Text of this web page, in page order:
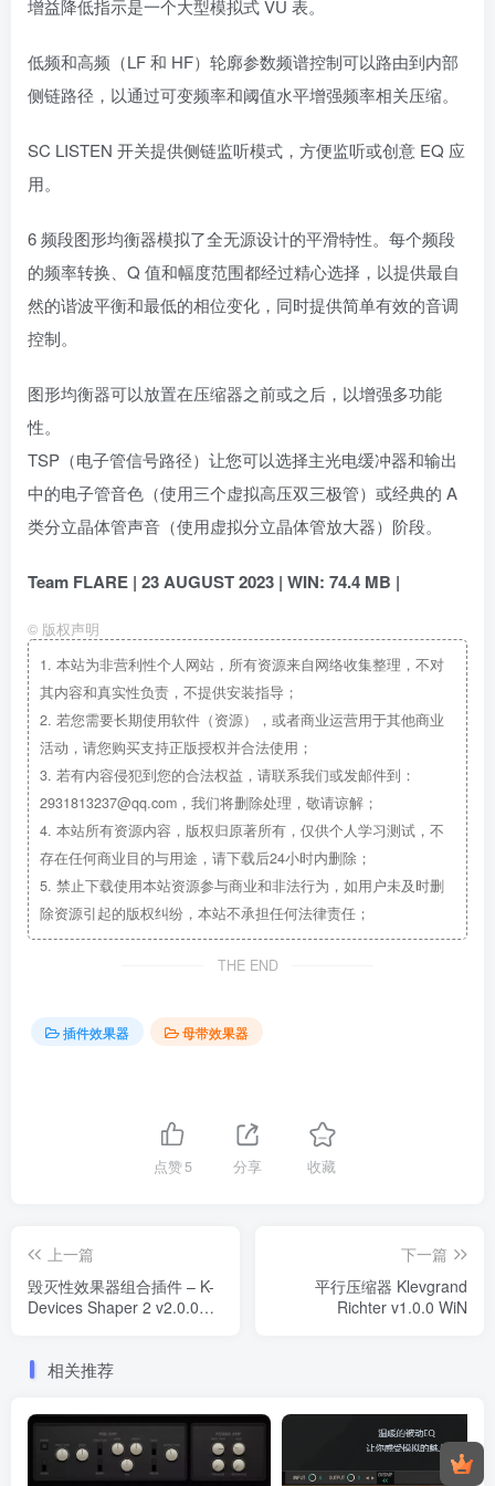
增益降低指示是一个大型模拟式 VU 表。
低频和高频（LF 和 HF）轮廓参数频谱控制可以路由到内部
侧链路径，以通过可变频率和阈值水平增强频率相关压缩。
SC LISTEN 开关提供侧链监听模式，方便监听或创意 EQ 应
用。
6 频段图形均衡器模拟了全无源设计的平滑特性。每个频段
的频率转换、Q 值和幅度范围都经过精心选择，以提供最自
然的谐波平衡和最低的相位变化，同时提供简单有效的音调
控制。
图形均衡器可以放置在压缩器之前或之后，以增强多功能
性。
TSP（电子管信号路径）让您可以选择主光电缓冲器和输出
中的电子管音色（使用三个虚拟高压双三极管）或经典的 A
类分立晶体管声音（使用虚拟分立晶体管放大器）阶段。
Team FLARE | 23 AUGUST 2023 | WIN: 74.4 MB |
© 版权声明
1. 本站为非营利性个人网站，所有资源来自网络收集整理，不对
其内容和真实性负责，不提供安装指导；
2. 若您需要长期使用软件（资源），或者商业运营用于其他商业
活动，请您购买支持正版授权并合法使用；
3. 若有内容侵犯到您的合法权益，请联系我们或发邮件到：
2931813237@qq.com，我们将删除处理，敬请谅解；
4. 本站所有资源内容，版权归原著所有，仅供个人学习测试，不
存在任何商业目的与用途，请下载后24小时内删除；
5. 禁止下载使用本站资源参与商业和非法行为，如用户未及时删
除资源引起的版权纠纷，本站不承担任何法律责任；
THE END
插件效果器 母带效果器
点赞5 分享 收藏
上一篇
毁灭性效果器组合插件 – K-
Devices Shaper 2 v2.0.0
下一篇
平行压缩器 Klevgrand
Richter v1.0.0 WiN
相关推荐